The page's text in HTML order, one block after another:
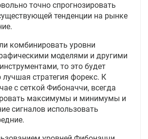
точно спрогнозировать
тенденции на рынке
комбинировать уровни
моделями и другими
то это будет
лучшая стратегия форекс. К
с сеткой Фибоначчи, всегда
максимумы и минимумы и
сигналов использовать